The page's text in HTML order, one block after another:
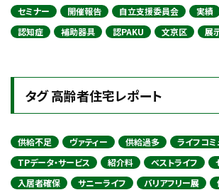
セミナー
開催報告 自立支援委員会 実績
認知症
補助器具 認PAKU 文京区 展
タグ 高齢者住宅レポート
供給不足 ヴァティー 供給過多
ライフコミ
TPデータ・サービス
紹介料 ベストライフ
入居者確保
サニーライフ バリアフリー展